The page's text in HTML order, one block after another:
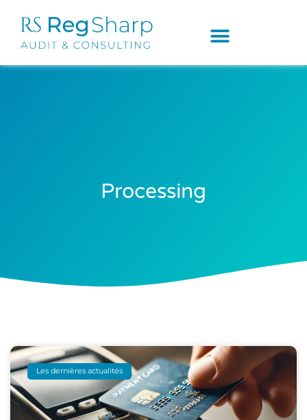
Processing
Les dernières actualités